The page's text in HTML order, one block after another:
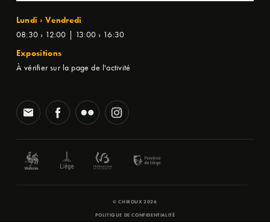
Lundi › Vendredi
08:30 › 12:00 | 13:00 › 16:30
Expositions
À vérifier sur la page de l'activité
© CHIROUX 2026
POLITIQUE DE CONFIDENTIALITÉ